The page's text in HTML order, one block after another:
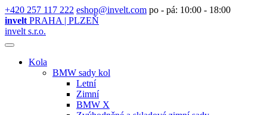
+420 257 117 222 eshop@invelt.com po - pá: 10:00 - 18:00
invelt PRAHA | PLZEŇ
invelt s.r.o.
Kola
BMW sady kol
Letní
Zimní
BMW X